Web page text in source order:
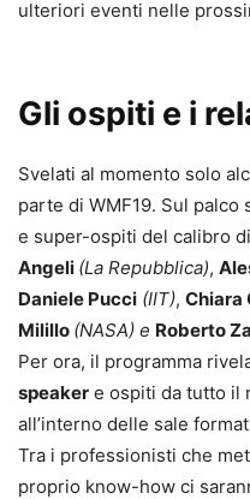
ulteriori eventi nelle
Gli ospiti e i
Svelati al momento solo
parte di WMF19. Sul palco
e super-ospiti del calibro di
Angeli (La Repubblica),
Daniele Pucci (IIT), Chiara
Milillo (NASA) e Roberto
Per ora, il programma
speaker e ospiti da tutto il
all’interno delle sale
Tra i professionisti che
proprio know-how ci